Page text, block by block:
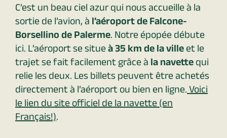
C’est un beau ciel azur qui nous accueille à la
sortie de l’avion, àl’aéroport de Falcone-
Borsellino de Palerme. Notre épopée débute
ici. L’aéroport se situeà 35 km de la villeet le
trajet se fait facilement grâce àla navettequi
relie les deux. Les billets peuvent être achetés
directement à l’aéroport ou bien en ligne.Voici
le lien du site officiel de la navette (en
Français!).